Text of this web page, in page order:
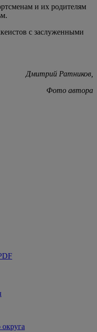
и их родителям
с заслуженными
Дмитрий Ратников,
Фото автора